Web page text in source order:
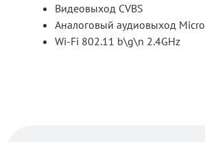
Видеовыход CVBS
Аналоговый аудиовыход Micro
Wi-Fi 802.11 b\g\n 2.4GHz